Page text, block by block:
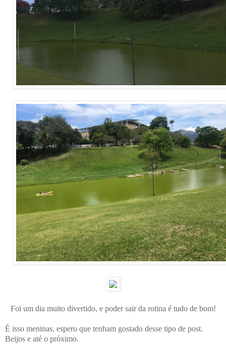
Foi um dia muito divertido, e poder sair da rotina é tudo de bom!
É isso meninas, espero que tenham gostado desse tipo de post.
Beijos e até o próximo.